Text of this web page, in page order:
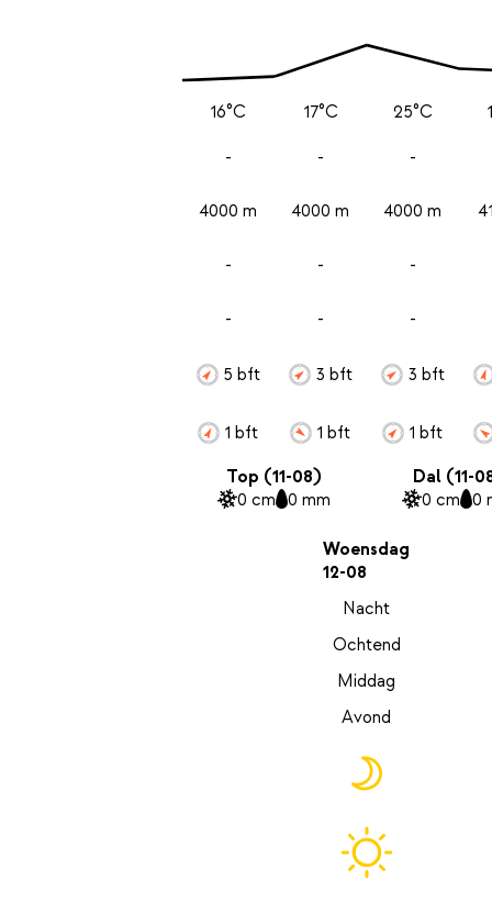
16°C
-
4000 m
-
-
5 bft
1 bft
17°C
-
4000 m
-
-
3 bft
1 bft
25°C
-
4000 m
-
-
3 bft
1 bft
Top (11-08)
0 cm 0 mm
Dal (11-
0 cm 0
Woensdag
12-08
Nacht
Ochtend
Middag
Avond